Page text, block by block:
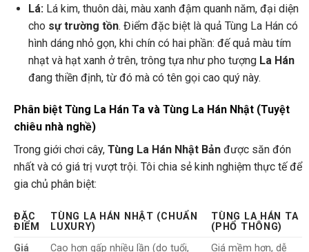
Lá:Lá kim, thuôn dài, màu xanh đậm quanh năm, đại diện
cho sự trường tồn. Điểm đặc biệt là quả Tùng La Hán có
hình dáng nhỏ gọn, khi chín có hai phần: đế quả màu tím
nhạt và hạt xanh ở trên, trông tựa như pho tượng La Hán
đang thiền định, từ đó mà có tên gọi cao quý này.
Phân biệt Tùng La Hán Ta và Tùng La Hán Nhật (Tuyệt
chiêu nhà nghề)
Trong giới chơi cây, Tùng La Hán Nhật Bản được săn đón
nhất và có giá trị vượt trội. Tôi chia sẻ kinh nghiệm thực tế để
gia chủ phân biệt:
ĐẶC
ĐIỂM
TÙNG LA HÁN NHẬT (CHUẨN
LUXURY)
TÙNG LA HÁN TA
(PHỔ THÔNG)
Giá
Cao hơn gấp nhiều lần (do tuổi,
Giá mềm hơn, dễ